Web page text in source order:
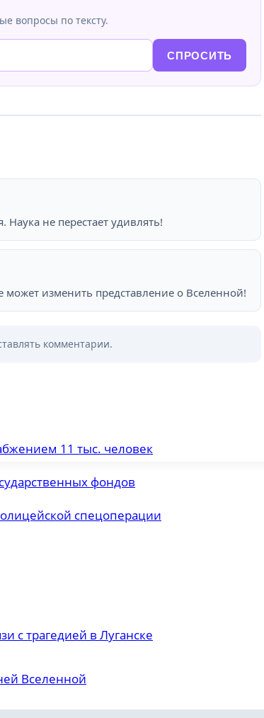
вопросы по тексту.
СПРОСИТЬ
Наука не перестает удивлять!
изменить представление о Вселенной!
комментарии.
11 тыс. человек
фондов
спецоперации
с трагедией в Луганске
Вселенной